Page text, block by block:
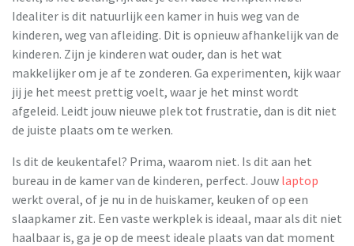
Idealiter is dit natuurlijk een kamer in huis weg van de
kinderen, weg van afleiding. Dit is opnieuw afhankelijk van de
kinderen. Zijn je kinderen wat ouder, dan is het wat
makkelijker om je af te zonderen. Ga experimenten, kijk waar
jij je het meest prettig voelt, waar je het minst wordt
afgeleid. Leidt jouw nieuwe plek tot frustratie, dan is dit niet
de juiste plaats om te werken.
Is dit de keukentafel? Prima, waarom niet. Is dit aan het
bureau in de kamer van de kinderen, perfect. Jouw laptop
werkt overal, of je nu in de huiskamer, keuken of op een
slaapkamer zit. Een vaste werkplek is ideaal, maar als dit niet
haalbaar is, ga je op de meest ideale plaats van dat moment